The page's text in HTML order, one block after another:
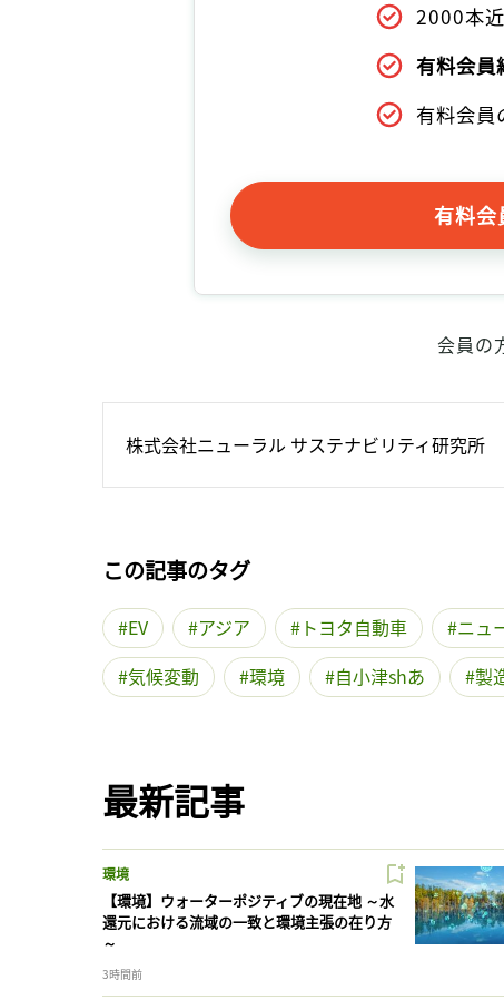
2000本
有料会員
有料会員
有料会
会員の
株式会社ニューラル サステナビリティ研究所
この記事のタグ
EV アジア トヨタ自動車 ニュ
気候変動
環境 自小津shあ 製
最新記事
環境
【環境】ウォーターポジティブの現在地 ～水
還元における流域の一致と環境主張の在り方
～
3時間前